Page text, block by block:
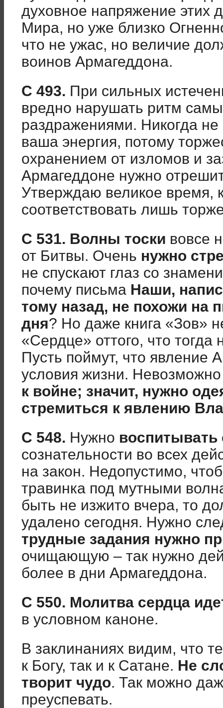
духовное напряжение этих
Мира, но уже близко
что не ужас, но величие
воинов Армагеддона.
С 493. При сильных
вредно нарушать ритм
раздражениями. Никогда не
ваша энергия, потому
охранением от изломов и
Армагеддоне нужно
Утверждаю великое время,
соответствовать лишь
С 531. Волны тоски вовсе
от Битвы. Очень нужно
не спускают глаз со
почему письма Наши,
тому назад, не похожи на
дня? Но даже книга «Зов»
«Сердце» оттого, что
Пусть поймут, что явление
условия жизни.
к войне; значит, нужно
стремиться к явлению
С 548. Нужно воспитывать
сознательности во всех
на закон. Недопустимо,
травинка под мутными
быть не изжито вчера, то
удалено сегодня. Нужно
трудные задания нужно
очищающую – так нужно
более в дни Армагеддона.
С 550. Молитва сердца
в условном каноне.
В заклинаниях видим, что
к Богу, так и к Сатане. Не
творит чудо. Так можно
преуспевать.